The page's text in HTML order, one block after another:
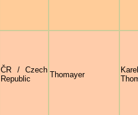
ČR / Czech
Republic
Thomayer
Karel